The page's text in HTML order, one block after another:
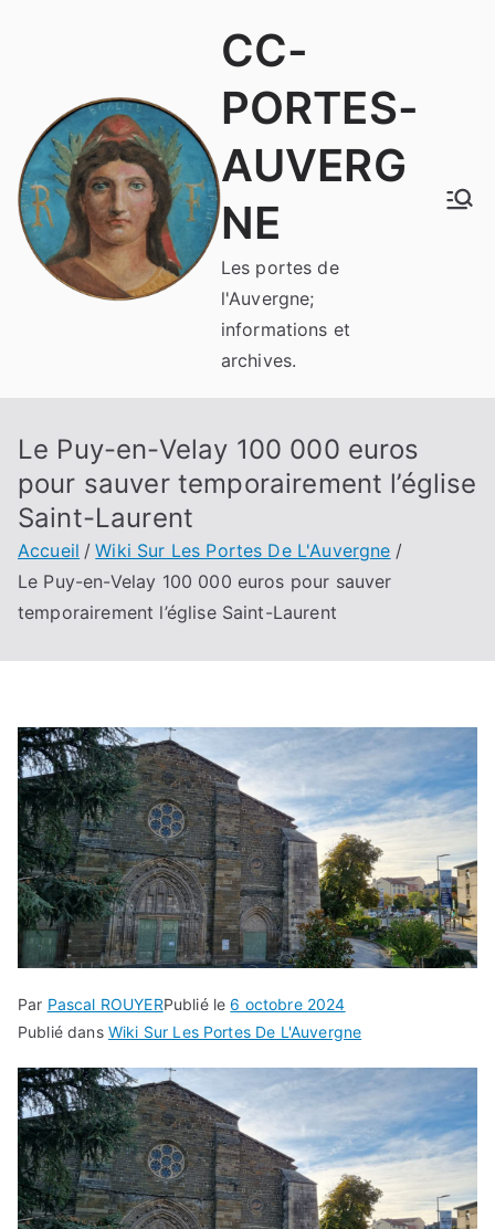
CC-
PORTES-
AUVERG
NE
Les portes de
l'Auvergne;
informations et
archives.
Le Puy-en-Velay 100 000 euros
pour sauver temporairement l’église
Saint-Laurent
Accueil
Wiki Sur Les Portes De L'Auvergne
Le Puy-en-Velay 100 000 euros pour sauver
temporairement l’église Saint-Laurent
Par Pascal ROUYERPublié le 6 octobre 2024
Publié dans Wiki Sur Les Portes De L'Auvergne